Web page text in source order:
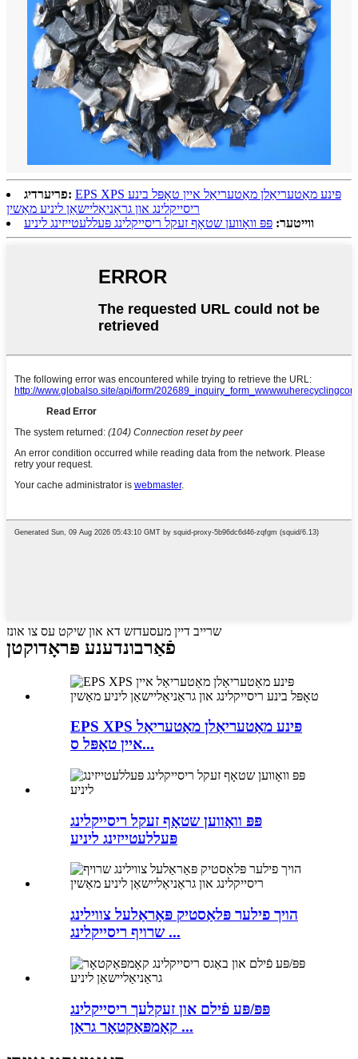
פריערדיג: EPS XPS פּינע מאַטעריאַלן מאַטעריאַל איין טאָפּל בינע
ריסייקלינג און גראַניאַליישאַן ליניע מאַשין
ווייטער: פּפּ וואָווען שטאָף זעקל ריסייקלינג פּעללעטייזינג ליניע
שרייב דיין מעסעדזש דא און שיקט עס צו אונז
פֿאַרבונדענע פּראָדוקטן
EPS XPS פּינע מאַטעריאַלן מאַטעריאַל
איין טאָפּל ס...
פּפּ וואָווען שטאָף זעקל ריסייקלינג
פּעללעטייזינג ליניע
הויך פילער פּלאַסטיק פּאַראַלעל צווילינג
שרויף ריסייקלינג ...
פּפּ/פּע פֿילם און זעקלעך ריסייקלינג
קאָמפּאַקטאָר גראַן ...